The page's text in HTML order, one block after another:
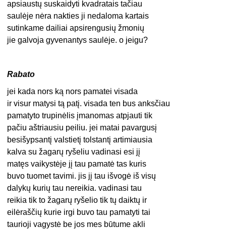
apsiaustų suskaidyti kvadratais tačiau
saulėje nėra nakties ji nedaloma kartais
sutinkame dailiai apsirengusių žmonių
jie galvoja gyvenantys saulėje. o jeigu?
Rabato
jei kada nors ką nors pamatei visada
ir visur matysi tą patį. visada ten bus anksčiau
pamatyto trupinėlis įmanomas atpjauti tik
pačiu aštriausiu peiliu. jei matai pavargusį
besišypsantį valstietį tolstantį artimiausia
kalva su žagarų ryšeliu vadinasi esi jį
matęs vaikystėje jį tau pamatė tas kuris
buvo tuomet tavimi. jis jį tau išvogė iš visų
dalykų kurių tau nereikia. vadinasi tau
reikia tik to žagarų ryšelio tik tų daiktų ir
eilėraščių kurie irgi buvo tau pamatyti tai
taurioji vagystė be jos mes būtume akli